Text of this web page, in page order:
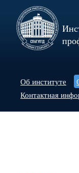
Об институте
Контактная